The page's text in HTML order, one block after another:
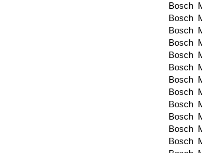
Bosch
Bosch
Bosch
Bosch
Bosch
Bosch
Bosch
Bosch
Bosch
Bosch
Bosch
Bosch